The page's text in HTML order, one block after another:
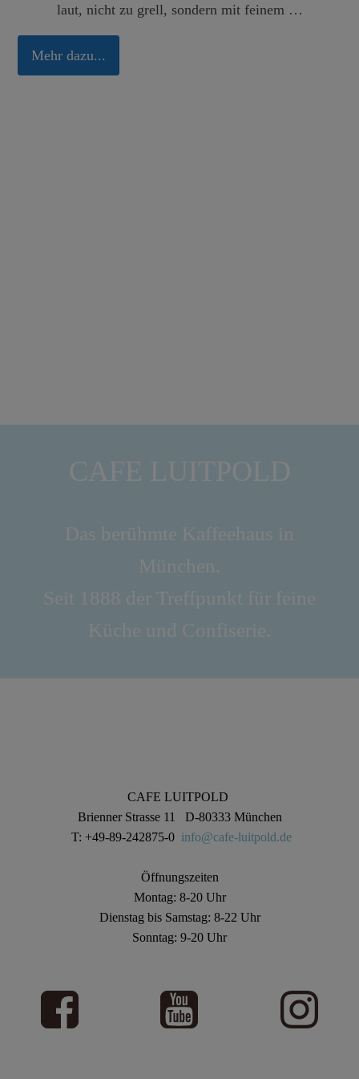
laut, nicht zu grell, sondern mit feinem …
Mehr dazu...
CAFE LUITPOLD
Das berühmte Kaffeehaus in
München.
Seit 1888 der Treffpunkt für feine
Küche und Confiserie.
CAFE LUITPOLD
Brienner Strasse 11 D-80333 München
T: +49-89-242875-0 info@cafe-luitpold.de
Öffnungszeiten
Montag: 8-20 Uhr
Dienstag bis Samstag: 8-22 Uhr
Sonntag: 9-20 Uhr